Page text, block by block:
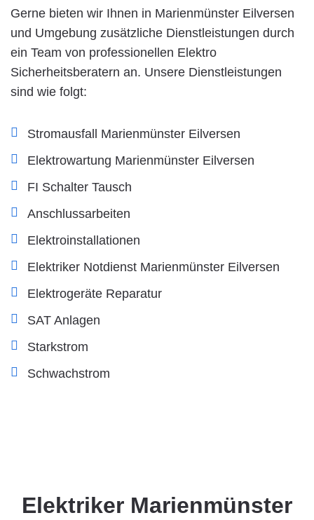
Gerne bieten wir Ihnen in Marienmünster Eilversen
und Umgebung zusätzliche Dienstleistungen durch
ein Team von professionellen Elektro
Sicherheitsberatern an. Unsere Dienstleistungen
sind wie folgt:
Stromausfall Marienmünster Eilversen
Elektrowartung Marienmünster Eilversen
FI Schalter Tausch
Anschlussarbeiten
Elektroinstallationen
Elektriker Notdienst Marienmünster Eilversen
Elektrogeräte Reparatur
SAT Anlagen
Starkstrom
Schwachstrom
Elektriker Marienmünster